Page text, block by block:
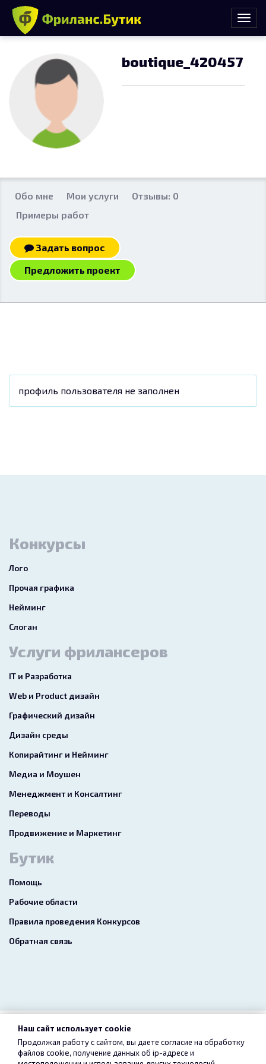
boutique_420457
Обо мне Мои услуги
Отзывы: 0
Примеры работ
Задать вопрос
Предложить проект
профиль пользователя не заполнен
Конкурсы
Лого
Прочая графика
Нейминг
Слоган
Услуги фрилансеров
IT и Разработка
Web и Product дизайн
Графический дизайн
Дизайн среды
Копирайтинг и Нейминг
Медиа и Моушен
Менеджмент и Консалтинг
Переводы
Продвижение и Маркетинг
Бутик
Помощь
Рабочие области
Правила проведения Конкурсов
Обратная связь
2026 freelance.boutique
Пользовательское соглашение Конфиденциальность
Наш сайт использует cookie
Продолжая работу с сайтом, вы даете согласие на обработку
файлов cookie, получение данных об ip-адресе и